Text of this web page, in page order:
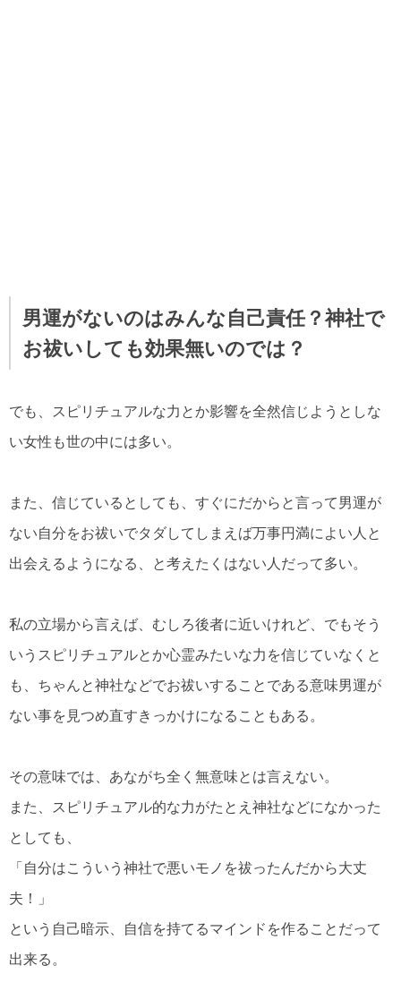
男運がないのはみんな自己責任？神社で
お祓いしても効果無いのでは？
でも、スピリチュアルな力とか影響を全然信じようとしな
い女性も世の中には多い。
また、信じているとしても、すぐにだからと言って男運が
ない自分をお祓いでタダしてしまえば万事円満によい人と
出会えるようになる、と考えたくはない人だって多い。
私の立場から言えば、むしろ後者に近いけれど、でもそう
いうスピリチュアルとか心霊みたいな力を信じていなくと
も、ちゃんと神社などでお祓いすることである意味男運が
ない事を見つめ直すきっかけになることもある。
その意味では、あながち全く無意味とは言えない。
また、スピリチュアル的な力がたとえ神社などになかった
としても、
「自分はこういう神社で悪いモノを祓ったんだから大丈
夫！」
という自己暗示、自信を持てるマインドを作ることだって
出来る。